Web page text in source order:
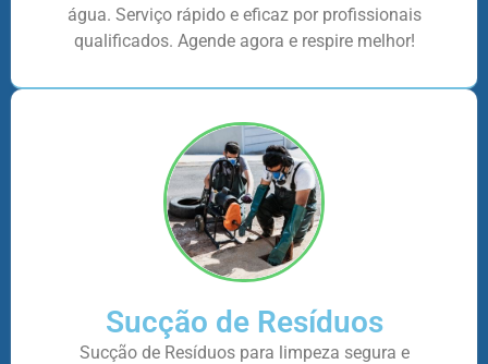
água. Serviço rápido e eficaz por profissionais
qualificados. Agende agora e respire melhor!
Sucção de Resíduos
Sucção de Resíduos para limpeza segura e